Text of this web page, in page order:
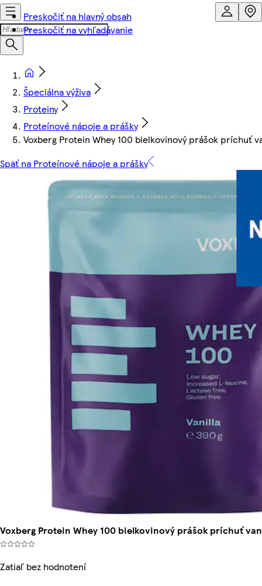
Preskočiť na hlavný obsah
Preskočiť na vyhľadávanie
Špeciálna výživa
Proteiny
Proteínové nápoje a prášky
Voxberg Protein Whey 100 bielkovinový prášok príchuť
Späť na Proteínové nápoje a prášky
Voxberg Protein Whey 100 bielkovinový prášok príchuť
Zatiaľ bez hodnotení